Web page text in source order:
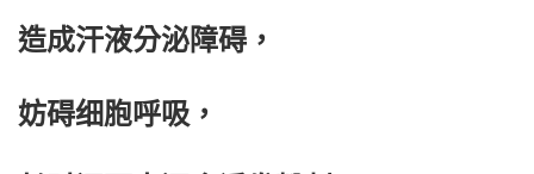
造成汗液分泌障碍，
妨碍细胞呼吸，